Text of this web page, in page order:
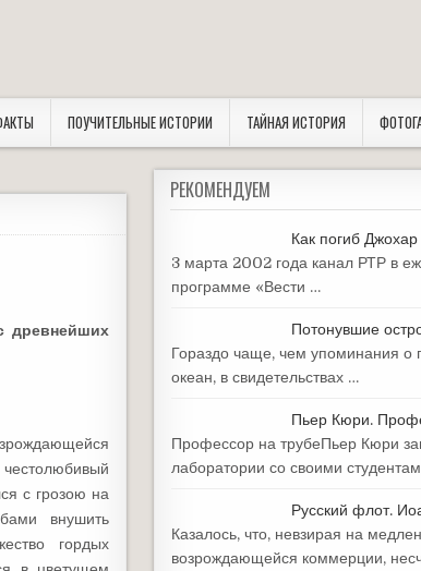
ПОУЧИТЕЛЬНЫЕ ИСТОРИИ ТАЙНАЯ ИСТОРИЯ
древнейших
с грозою на
внушить
гордых
РЕКОМЕНДУЕМ
Как погиб
3 марта 2002 года канал РТР в
программе «Вести …
Потонувшие
Гораздо чаще, чем упоминания о
океан, в свидетельствах …
Пьер Кюри.
Профессор на трубеПьер Кюри
лаборатории со своими
Русский флот.
Казалось, что, невзирая на
возрождающейся коммерции,